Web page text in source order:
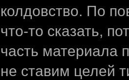
колдовство. По
что-то сказать,
часть материала
не ставим целей